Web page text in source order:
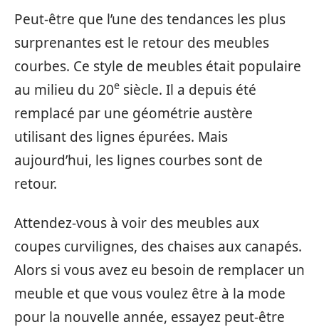
Peut-être que l’une des tendances les plus
surprenantes est le retour des meubles
courbes. Ce style de meubles était populaire
au milieu du 20e siècle. Il a depuis été
remplacé par une géométrie austère
utilisant des lignes épurées. Mais
aujourd’hui, les lignes courbes sont de
retour.
Attendez-vous à voir des meubles aux
coupes curvilignes, des chaises aux canapés.
Alors si vous avez eu besoin de remplacer un
meuble et que vous voulez être à la mode
pour la nouvelle année, essayez peut-être